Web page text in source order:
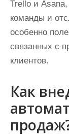
Trello и Asana,
команды и
особенно
связанных с
клиентов.
Как